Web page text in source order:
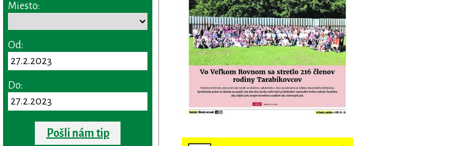
Miesto:
Od:
Do:
Pošli nám tip